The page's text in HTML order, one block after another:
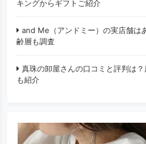
キングからギフトご紹介
and Me（アンドミー）の実店舗は
齢層も調査
真珠の卸屋さんの口コミと評判は
も紹介